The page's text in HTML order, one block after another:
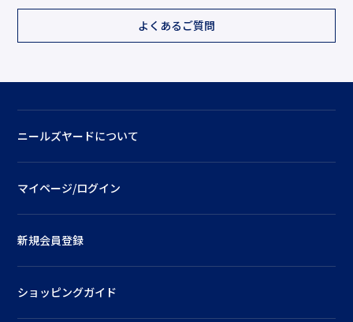
よくあるご質問
ニールズヤードについて
マイページ/ログイン
新規会員登録
ショッピングガイド